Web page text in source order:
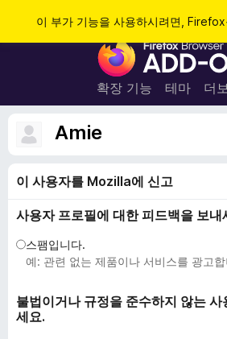
이 부가 기능을 사용하시려면, Firefox
F
r
e
우
부
기
확장 기능 테마 더
Amie
이 사용자를 Mozilla에 신고
사용자 프로필에 대한 피드백을 보내
스팸입니다.
예: 관련 없는 제품이나 서비스를 광고
불법이거나 규정을 준수하지 않는
세요.